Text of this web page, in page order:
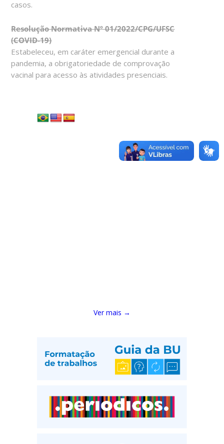
casos.
Resolução Normativa Nº 01/2022/CPG/UFSC
(COVID-19)
Estabeleceu, em caráter emergencial durante a
pandemia, a obrigatoriedade de comprovação
vacinal para acesso às atividades presenciais.
Ver mais →